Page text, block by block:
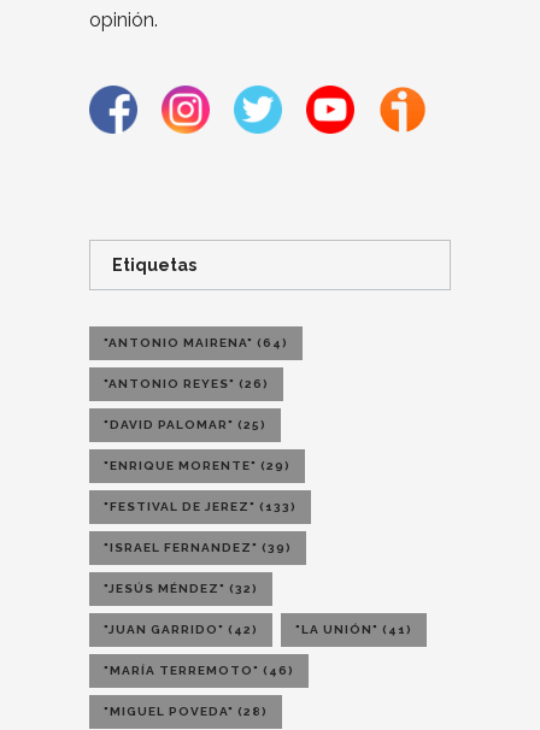
opinión.
Etiquetas
"ANTONIO MAIRENA" (64)
"ANTONIO REYES" (26)
"DAVID PALOMAR" (25)
"ENRIQUE MORENTE" (29)
"FESTIVAL DE JEREZ" (133)
"ISRAEL FERNANDEZ" (39)
"JESÚS MÉNDEZ" (32)
"JUAN GARRIDO" (42) "LA UNIÓN" (41)
"MARÍA TERREMOTO" (46)
"MIGUEL POVEDA" (28)